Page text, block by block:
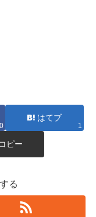
0
はてブ
1
コピー
る